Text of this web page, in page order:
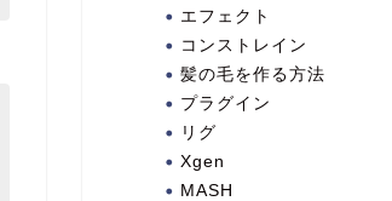
エフェクト
コンストレイン
髪の毛を作る方法
プラグイン
リグ
Xgen
MASH